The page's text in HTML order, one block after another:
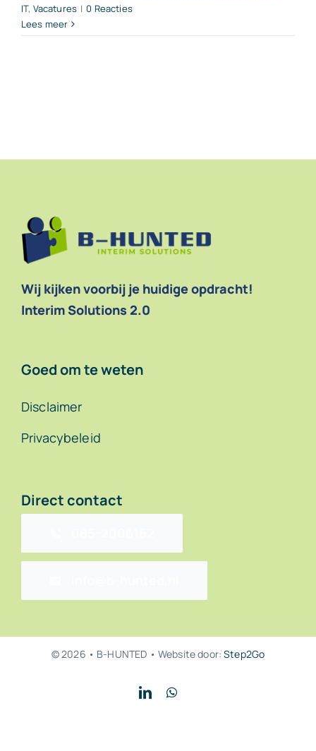
IT, Vacatures | 0 Reacties
Lees meer
Wij kijken voorbij je huidige opdracht!
Interim Solutions 2.0
Goed om te weten
Disclaimer
Privacybeleid
Direct contact
© 2026 • B-HUNTED • Website door:Step2Go